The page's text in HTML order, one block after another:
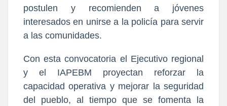
postulen y recomienden a jóvenes
interesados en unirse a la policía para servir
a las comunidades.
Con esta convocatoria el Ejecutivo regional
y el IAPEBM proyectan reforzar la
capacidad operativa y mejorar la seguridad
del pueblo, al tiempo que se fomenta la